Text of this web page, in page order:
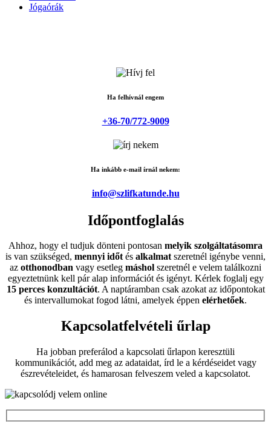
Jógaórák
Ha felhívnál engem
+36-70/772-9009
Ha inkább e-mail írnál nekem:
info@szlifkatunde.hu
Időpontfoglalás
Ahhoz, hogy el tudjuk dönteni pontosan melyik szolgáltatásomra
is van szükséged, mennyi időtés alkalmatszeretnél igénybe venni,
az otthonodban vagy esetleg máshol szeretnél e velem találkozni
egyeztetnünk kell pár alap információt és igényt. Kérlek foglalj egy
15 perces konzultációt. A naptáramban csak azokat az időpontokat
és intervallumokat fogod látni, amelyek éppen elérhetőek.
Kapcsolatfelvételi űrlap
Ha jobban preferálod a kapcsolati űrlapon keresztüli
kommunikációt, add meg az adataidat, írd le a kérdéseidet vagy
észrevételeidet, és hamarosan felveszem veled a kapcsolatot.